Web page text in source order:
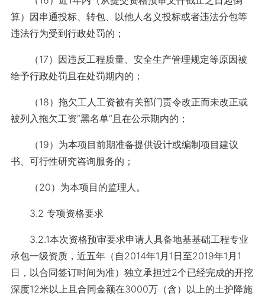
算）因串通投标、转包、以他人名义投标或者违法分包等
违法行为受到行政处罚的；
（17）因违反工程质量、安全生产管理规定等原因被
给予行政处罚且在处罚期内的；
（18）拖欠工人工资被有关部门责令改正而未改正或
被列入拖欠工资“黑名单”且在公示期内的；
（19）为本项目前期准备提供设计或编制项目建议
书、可行性研究咨询服务的；
（20）为本项目的监理人。
3.2 专项资格要求
3.2.1本次资格预审要求申请人具备地基基础工程专业
承包一级资质，近五年（自2014年1月1日至2019年1月1
日，以合同签订时间为准）独立承担过2个已经完成的开挖
深度12米以上且合同金额在3000万（含）以上的土护降施